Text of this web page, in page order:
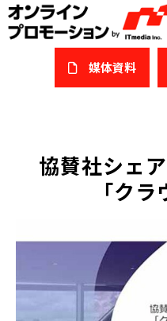
媒体資料
私た
サービスガ
オンライン展
協賛社シェ
「クラ